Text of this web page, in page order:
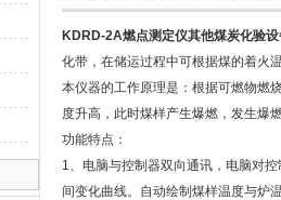
KDRD-2A燃点测定仪其他煤炭化验
化带，在储运过程中可根据煤的着火
本仪器的工作原理是：根据可燃物燃
度升高，此时煤样产生爆燃，发生爆
功能特点：
1、电脑与控制器双向通讯，电脑对
间变化曲线。自动绘制煤样温度与炉